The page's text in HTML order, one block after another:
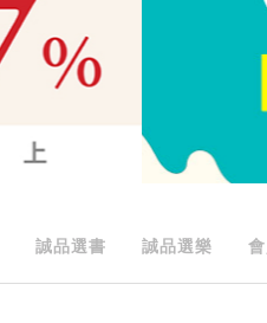
誠品選書 誠品選樂